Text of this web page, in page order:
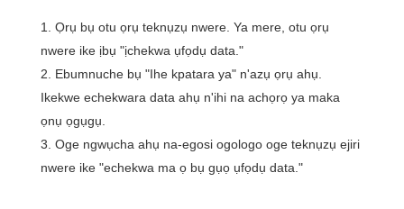
Ọrụ bụ otu ọrụ teknụzụ nwere. Ya mere, otu ọrụ
nwere ike ịbụ "ịchekwa ụfọdụ data."
Ebumnuche bụ "Ihe kpatara ya" n'azụ ọrụ ahụ.
Ikekwe echekwara data ahụ n'ihi na achọrọ ya maka
ọnụ ọgụgụ.
Oge ngwụcha ahụ na-egosi ogologo oge teknụzụ ejiri
nwere ike "echekwa ma ọ bụ gụọ ụfọdụ data."